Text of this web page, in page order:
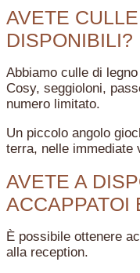
AVETE
DISPONIBILI?
Abbiamo culle di
Cosy, seggioloni,
numero limitato.
Un piccolo angolo
terra, nelle immediate
AVETE A
ACCAPPATOI
È possibile ottenere
alla reception.